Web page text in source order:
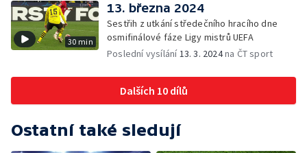
30 min
13. března 2024
Sestřih z utkání středečního hracího dne
osmifinálové fáze Ligy mistrů UEFA
Poslední vysílání13. 3. 2024na ČT sport
Dalších 10 dílů
Ostatní také sledují